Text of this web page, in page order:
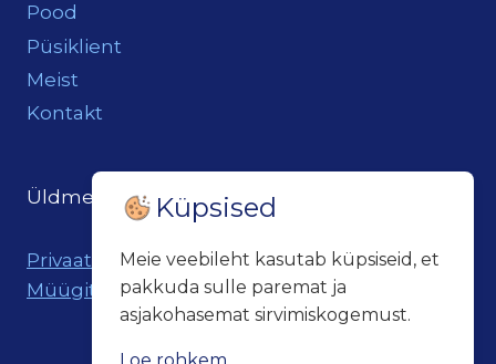
Pood
Püsiklient
Meist
Kontakt
Üldmeil: loits@loitsukeller.ee
Privaatsuspoliitika
Müügitingimused
Küpsised
Meie veebileht kasutab küpsiseid, et
pakkuda sulle paremat ja
asjakohasemat sirvimiskogemust.